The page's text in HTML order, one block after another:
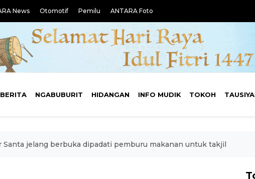
News Otomotif Pemilu ANTARA Foto
BERITA NGABUBURIT HIDANGAN INFO MUDIK TOKOH
Santa jelang berbuka dipadati pemburu makanan untuk takjil